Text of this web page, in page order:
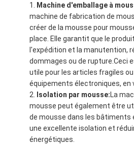
Machine d'emballage à
machine de fabrication de
créer de la mousse pour
place. Elle garantit que le
l'expédition et la manutention,
dommages ou de rupture.Ceci
utile pour les articles fragiles
équipements électroniques, en
Isolation par mousse:La
mousse peut également être
de mousse dans les bâtiments
une excellente isolation et
énergétiques.